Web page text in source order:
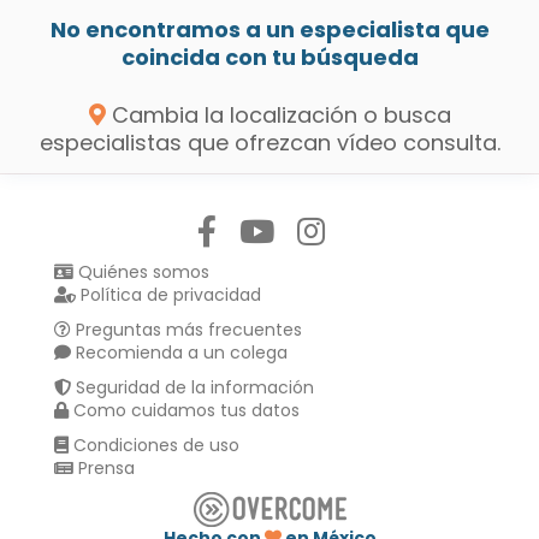
No encontramos a un especialista que
coincida con tu búsqueda
Cambia la localización o busca
especialistas que ofrezcan vídeo consulta.
Quiénes somos
Política de privacidad
Preguntas más frecuentes
Recomienda a un colega
Seguridad de la información
Como cuidamos tus datos
Condiciones de uso
Prensa